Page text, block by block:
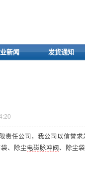
新闻 发货通知
责任公司，我公司以信誉
、除尘电磁脉冲阀 、除尘